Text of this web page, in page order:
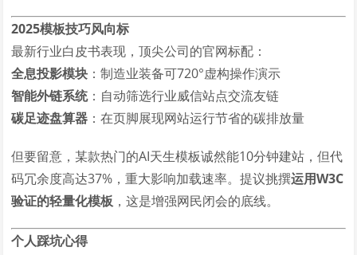
2025模板技巧风向标
最新行业白皮书表现，顶尖公司的官网标配：
全息投影模块 ：制造业装备可720°虚构操作演示
智能外链系统：自动筛选行业威信站点交流友链
碳足迹盘算器 ：在页脚展现网站运行节省的碳排放量
但要留意，某款热门的AI天生模板诚然能10分钟建站，但代
码冗余度高达37%，重大影响加载速率。提议挑撰运用W3C
验证的轻量化模板 ，这是增强网民闭会的底线。
个人踩坑心得